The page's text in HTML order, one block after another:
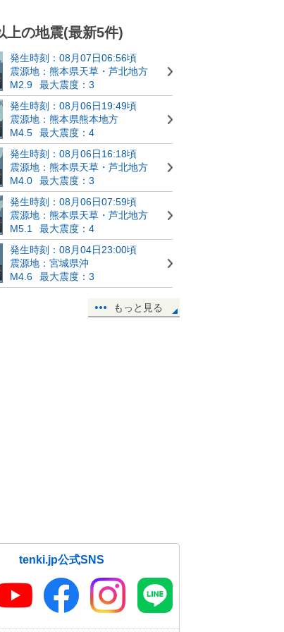
上の地震(最新5件)
発生時刻：08月07日06:56頃
震源地：熊本県天草・芦北地方
M2.9
最大震度：3
発生時刻：08月06日19:49頃
震源地：熊本県熊本地方
M4.5
最大震度：4
発生時刻：08月06日16:18頃
震源地：熊本県天草・芦北地方
M4.0
最大震度：3
発生時刻：08月06日07:59頃
震源地：熊本県天草・芦北地方
M5.1
最大震度：4
発生時刻：08月04日23:00頃
震源地：宮城県沖
M4.6
最大震度：3
もっと見る
tenki.jp公式SNS